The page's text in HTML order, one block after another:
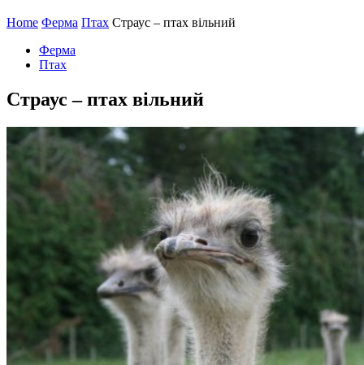
Home Ферма Птах Страус – птах вільний
Ферма
Птах
Страус – птах вільний